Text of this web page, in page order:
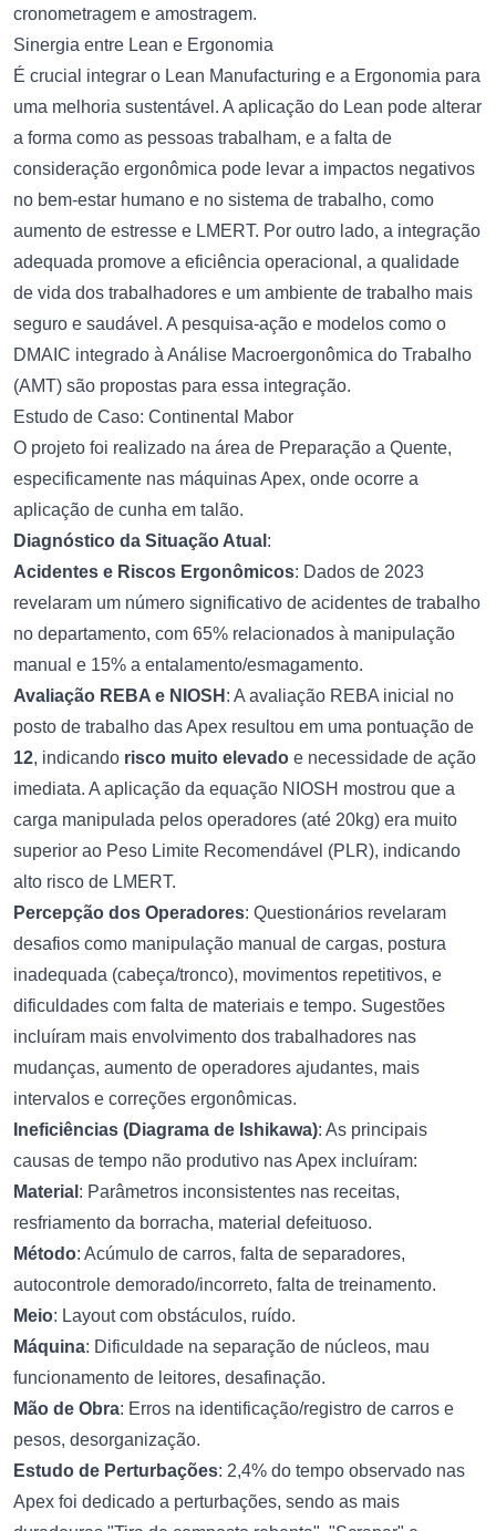
cronometragem e amostragem.
Sinergia entre Lean e Ergonomia
É crucial integrar o Lean Manufacturing e a Ergonomia para
uma melhoria sustentável. A aplicação do Lean pode alterar
a forma como as pessoas trabalham, e a falta de
consideração ergonômica pode levar a impactos negativos
no bem-estar humano e no sistema de trabalho, como
aumento de estresse e LMERT. Por outro lado, a integração
adequada promove a eficiência operacional, a qualidade
de vida dos trabalhadores e um ambiente de trabalho mais
seguro e saudável. A pesquisa-ação e modelos como o
DMAIC integrado à Análise Macroergonômica do Trabalho
(AMT) são propostas para essa integração.
Estudo de Caso: Continental Mabor
O projeto foi realizado na área de Preparação a Quente,
especificamente nas máquinas Apex, onde ocorre a
aplicação de cunha em talão.
Diagnóstico da Situação Atual :
Acidentes e Riscos Ergonômicos: Dados de 2023
revelaram um número significativo de acidentes de trabalho
no departamento, com 65% relacionados à manipulação
manual e 15% a entalamento/esmagamento.
Avaliação REBA e NIOSH : A avaliação REBA inicial no
posto de trabalho das Apex resultou em uma pontuação de
12, indicando risco muito elevado e necessidade de ação
imediata. A aplicação da equação NIOSH mostrou que a
carga manipulada pelos operadores (até 20kg) era muito
superior ao Peso Limite Recomendável (PLR), indicando
alto risco de LMERT.
Percepção dos Operadores: Questionários revelaram
desafios como manipulação manual de cargas, postura
inadequada (cabeça/tronco), movimentos repetitivos, e
dificuldades com falta de materiais e tempo. Sugestões
incluíram mais envolvimento dos trabalhadores nas
mudanças, aumento de operadores ajudantes, mais
intervalos e correções ergonômicas.
Ineficiências (Diagrama de Ishikawa): As principais
causas de tempo não produtivo nas Apex incluíram:
Material : Parâmetros inconsistentes nas receitas,
resfriamento da borracha, material defeituoso.
Método: Acúmulo de carros, falta de separadores,
autocontrole demorado/incorreto, falta de treinamento.
Meio: Layout com obstáculos, ruído.
Máquina: Dificuldade na separação de núcleos, mau
funcionamento de leitores, desafinação.
Mão de Obra: Erros na identificação/registro de carros e
pesos, desorganização.
Estudo de Perturbações: 2,4% do tempo observado nas
Apex foi dedicado a perturbações, sendo as mais